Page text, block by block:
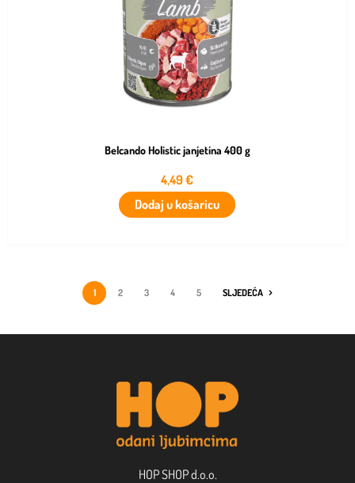
Belcando Holistic janjetina 400 g
4,49€
Dodaj u košaricu
1 2 3 4 5 SLJEDEĆA
HOP SHOP d.o.o.